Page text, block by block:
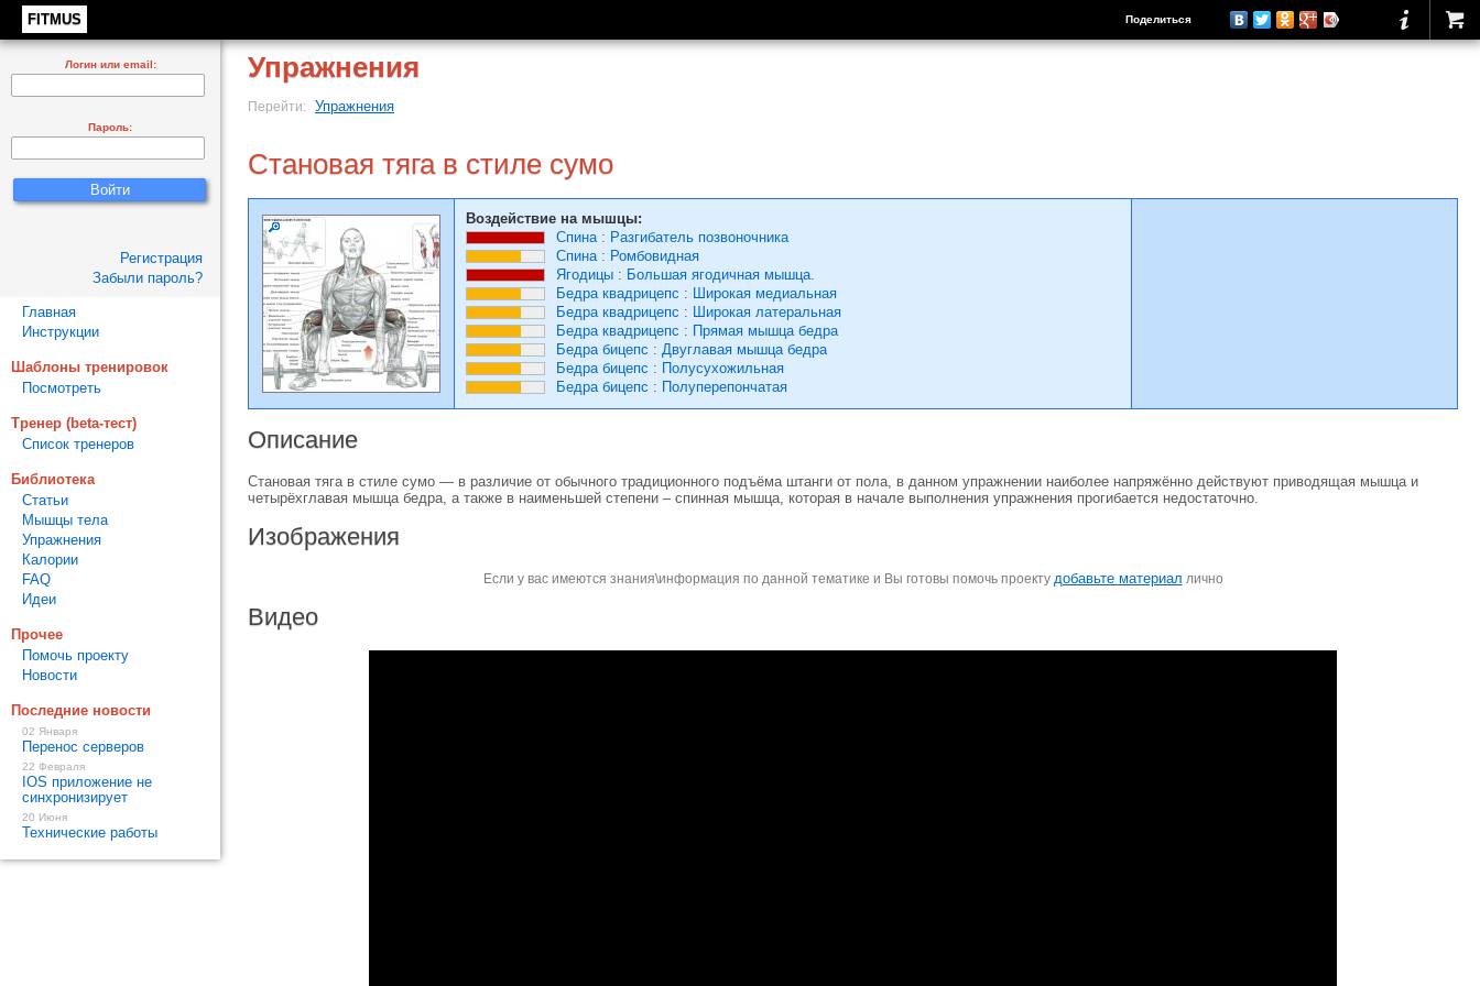
FITMUS Поделиться
Упражнения
Перейти: Упражнения
Становая тяга в стиле сумо
Воздействие на мышцы:
Спина: Разгибатель позвоночника
Спина: Ромбовидная
Ягодицы : Большая ягодичная мышца.
Бедра квадрицепс : Широкая медиальная
Бедра квадрицепс : Широкая латеральная
Бедра квадрицепс : Прямая мышца бедра
Бедра бицепс : Двуглавая мышца бедра
Бедра бицепс : Полусухожильная
Бедра бицепс : Полуперепончатая
Описание
Становая тяга в стиле сумо — в различие от обычного традиционного подъёма штанги от пола, в данном упражнении наиболее напряжённо действуют приводящая мышца и
четырёхглавая мышца бедра, а также в наименьшей степени – спинная мышца, которая в начале выполнения упражнения прогибается недостаточно.
Изображения
Если у вас имеются знания\информация по данной тематике и Вы готовы помочь проекту добавьте материал лично
Видео
Логин или email:
Пароль:
Регистрация
Забыли пароль?
Главная
Инструкции
Шаблоны тренировок
Посмотреть
Тренер (beta-тест)
Список тренеров
Библиотека
Статьи
Мышцы тела
Упражнения
Калории
FAQ
Идеи
Прочее
Помочь проекту
Новости
Последние новости
02 Января
Перенос серверов
22 Февраля
IOS приложение не
синхронизирует
20 Июня
Технические работы